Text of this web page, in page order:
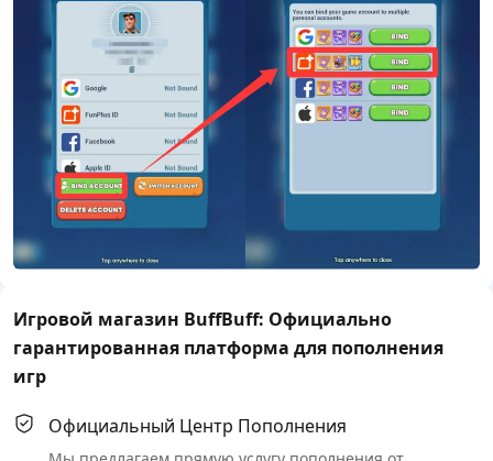
Игровой магазин BuffBuff: Официально
гарантированная платформа для пополнения
игр
Официальный Центр Пополнения